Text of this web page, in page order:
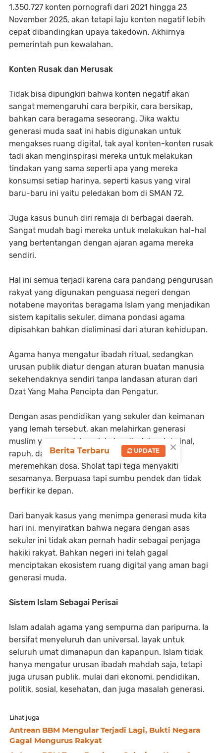
1.350.727 konten pornografi dari 2021 hingga 23
November 2025, akan tetapi laju konten negatif lebih
cepat dibandingkan upaya takedown. Akhirnya
pemerintah pun kewalahan.
Konten Rusak dan Merusak
Tidak bisa dipungkiri bahwa konten negatif akan
sangat memengaruhi cara berpikir, cara bersikap,
bahkan cara beragama seseorang. Jika waktu
generasi muda saat ini habis digunakan untuk
mengakses ruang digital, tak ayal konten-konten rusak
tadi akan menginspirasi mereka untuk melakukan
tindakan yang sama seperti apa yang mereka
konsumsi setiap harinya, seperti kasus yang viral
baru-baru ini yaitu peledakan bom di SMAN 72.
Juga kasus bunuh diri remaja di berbagai daerah.
Sangat mudah bagi mereka untuk melakukan hal-hal
yang bertentangan dengan ajaran agama mereka
sendiri.
Hal ini semua terjadi karena cara pandang pengurusan
rakyat yang digunakan penguasa negeri dengan
notabene mayoritas beragama Islam yang menjadikan
sistem kapitalis sekuler, dimana pondasi agama
dipisahkan bahkan dieliminasi dari aturan kehidupan.
Agama hanya mengatur ibadah ritual, sedangkan
urusan publik diatur dengan aturan buatan manusia
sekehendaknya sendiri tanpa landasan aturan dari
Dzat Yang Maha Pencipta dan Pengatur.
Dengan asas pendidikan yang sekuler dan keimanan
yang lemah tersebut, akan melahirkan generasi
muslim yang mudah melakukan tindakan kriminal,
rapuh, dan berkepribadian ganda. Muslim tapi
meremehkan dosa. Sholat tapi tega menyakiti
sesamanya. Berpuasa tapi sumbu pendek dan tidak
berfikir ke depan.
Dari banyak kasus yang menimpa generasi muda kita
hari ini, menyiratkan bahwa negara dengan asas
sekuler ini tidak akan pernah hadir sebagai penjaga
hakiki rakyat. Bahkan negeri ini telah gagal
menciptakan ekosistem ruang digital yang aman bagi
generasi muda.
Sistem Islam Sebagai Perisai
Islam adalah agama yang sempurna dan paripurna. Ia
bersifat menyeluruh dan universal, layak untuk
seluruh umat dimanapun dan kapanpun. Islam tidak
hanya mengatur urusan ibadah mahdah saja, tetapi
juga urusan publik, mulai dari ekonomi, pendidikan,
politik, sosial, kesehatan, dan juga masalah generasi.
Lihat juga
Antrean BBM Mengular Terjadi Lagi, Bukti Negara
Gagal Mengurus Rakyat
×
Berita Terbaru UPDATE